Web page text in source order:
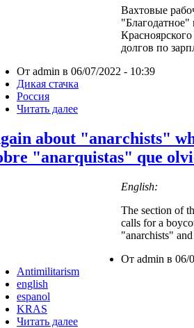
Вахтовые
"Благодатное"
долгов по
От admin в 06/07/2022 - 10:39
Дикая стачка
Россия
Читать далее
about "anarchists"
"anarquistas" que
English:
The section of
calls for a
"anarchists"
От admin в 06/
Antimilitarism
english
espanol
KRAS
Читать далее